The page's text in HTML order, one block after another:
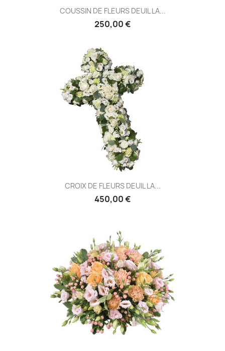
COUSSIN DE FLEURS DEUIL LA...
250,00 €
CROIX DE FLEURS DEUIL LA...
450,00 €